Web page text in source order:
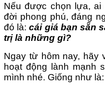
Nếu được chọn lựa, ai
đời phong phú, đáng
đó là:cái giá bạn sẵn
trị là những gì?
Ngay từ hôm nay, hãy
hoạt động lành mạnh
mình nhé. Giống như là: